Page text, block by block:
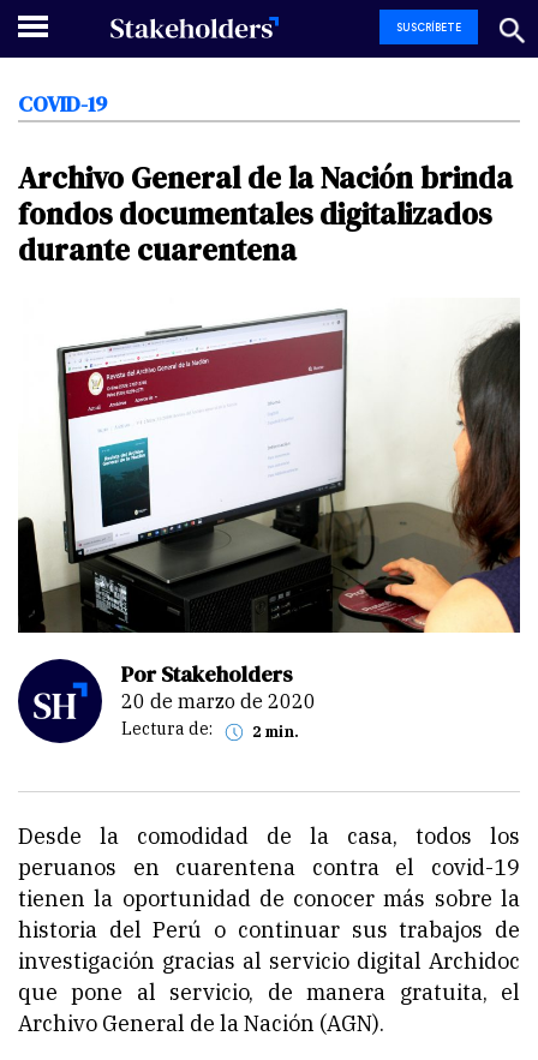
SUSCRÍBETE
COVID-19
Archivo General delaNaciónbrinda
fondos documentales digitalizados
durante cuarentena
Por Stakeholders
20 de marzo de 2020
Lectura de: 2 min.
Desde la comodidad de la casa, todos los
peruanos en cuarentena contra el covid-19
tienen la oportunidad de conocer más sobre la
historia del Perú o continuar sus trabajos de
investigación gracias al servicio digital Archidoc
que pone al servicio, de manera gratuita, el
Archivo General de la Nación (AGN).